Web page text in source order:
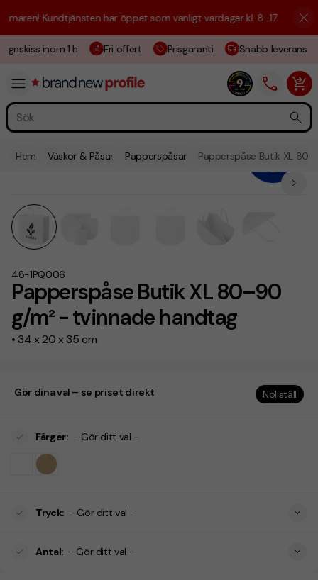
Kundtjänsten har öppet som vanligt vardagar kl. 8–17. ☀️ Vi är
inom 1 h Fri offert Prisgaranti Snabb leverans
Hem Väskor & Påsar Papperspåsar Papperspåse Butik XL
Papperspåse Butik XL 80–90
g/m² - tvinnade handtag
• 34 x 20 x 35 cm
48-1PQ006
Gör dina val – se priset direkt Nollställ
Färger: - Gör ditt val -
Tryck: - Gör ditt val -
Antal: - Gör ditt val -